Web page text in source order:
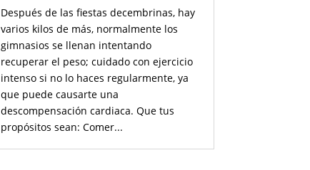
Después de las fiestas decembrinas, hay
varios kilos de más, normalmente los
gimnasios se llenan intentando
recuperar el peso; cuidado con ejercicio
intenso si no lo haces regularmente, ya
que puede causarte una
descompensación cardiaca. Que tus
propósitos sean: Comer...